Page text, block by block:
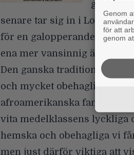
senare tar sig in i Lodges
för en galopperande ond
ena mer vansinnig än den
Den ganska traditionella
och mycket obehagliga
afroamerikanska familjen
vita medelklassens lyckliga
hemska och obehagliga vi
men just därför viktiga att
Genom
för att
genom